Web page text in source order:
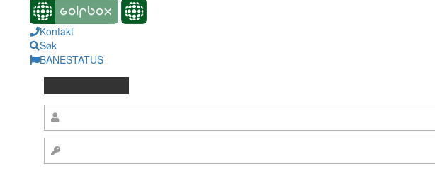
Kontakt
Søk
BANESTATUS